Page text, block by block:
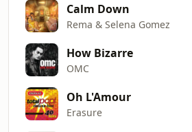
Calm Down
Rema & Selena Gomez
How Bizarre
OMC
Oh L'Amour
Erasure